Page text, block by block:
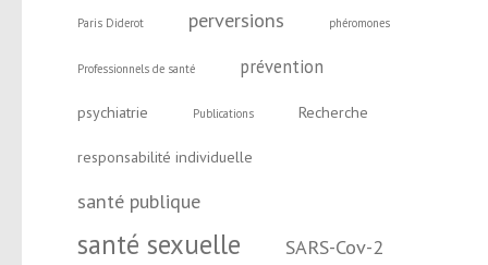
Paris Diderot perversions phéromones
Professionnels de santé prévention
psychiatrie Publications Recherche
responsabilité individuelle
santé publique
santé sexuelle SARS-Cov-2